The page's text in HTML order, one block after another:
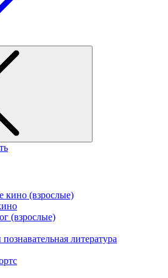
кино (взрослые)
(взрослые)
литература